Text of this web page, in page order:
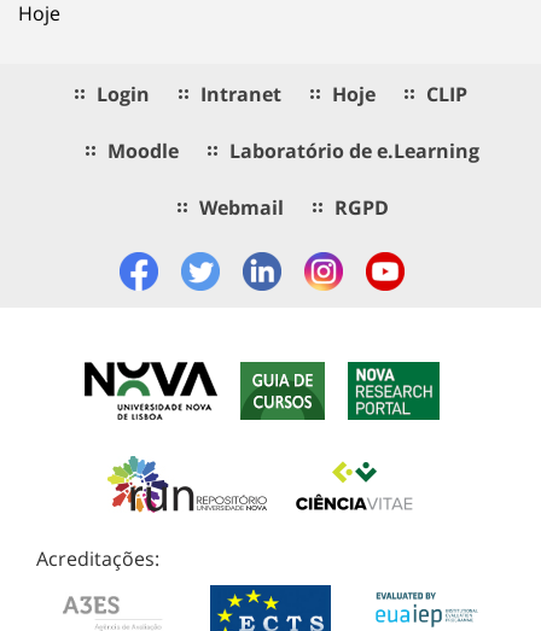
Hoje
Login Intranet Hoje CLIP
Moodle Laboratório de e.Learning
Webmail RGPD
Acreditações: